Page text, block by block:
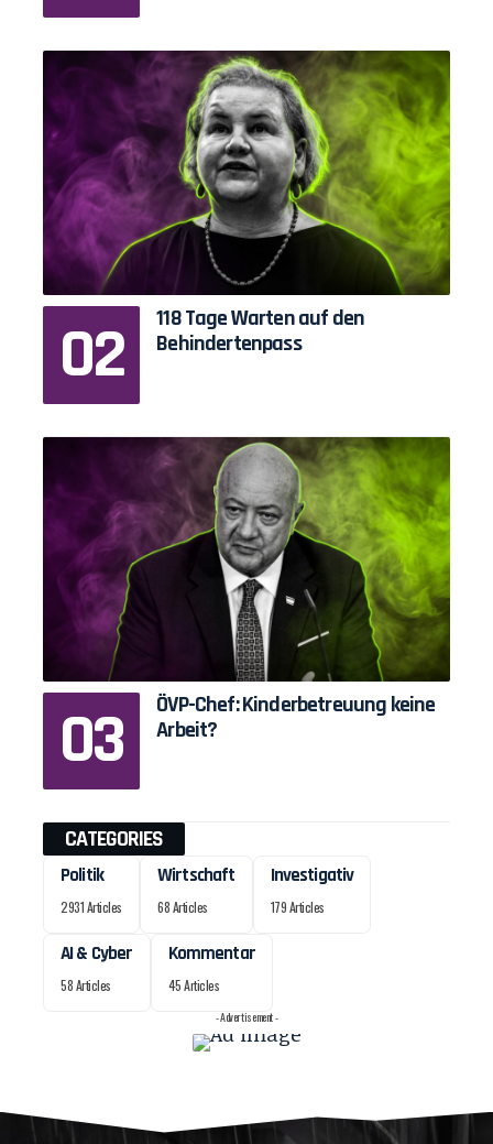
118 Tage Warten auf den
Behindertenpass
ÖVP-Chef: Kinderbetreuung keine
Arbeit?
CATEGORIES
Politik
2931 Articles
Wirtschaft
68 Articles
Investigativ
179 Articles
AI & Cyber
58 Articles
Kommentar
45 Articles
- Advertisement -